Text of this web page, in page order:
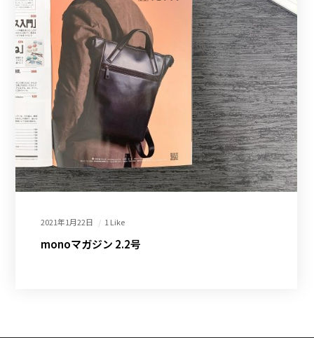
2021年1月22日 1 Like
monoマガジン 2.2号